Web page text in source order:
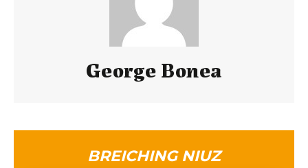
George Bonea
BREICHING NIUZ